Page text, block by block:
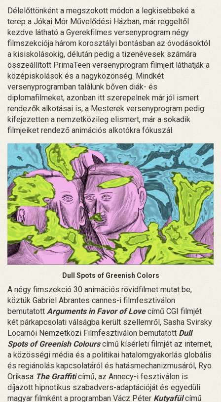
Délelőttönként a megszokott módon a legkisebbeké a
terep a Jókai Mór Művelődési Házban, már reggeltől
kezdve látható a Gyerekfilmes versenyprogram négy
filmszekciója három korosztályi bontásban az óvodásoktól
a kisiskolásokig, délután pedig a tizenévesek számára
összeállított PrimaTeen versenyprogram filmjeit láthatják a
középiskolások és a nagyközönség. Mindkét
versenyprogramban találunk bőven diák- és
diplomafilmeket, azonban itt szerepelnek már jól ismert
rendezők alkotásai is, a Mesterek versenyprogram pedig
kifejezetten a nemzetközileg elismert, már a sokadik
filmjeiket rendező animációs alkotókra fókuszál.
Dull Spots of Greenish Colors
A négy fimszekció 30 animációs rövidfilmet mutat be,
köztük Gabriel Abrantes cannes-i filmfesztiválon
bemutatott Arguments in Favor of Lovecímű CGI filmjét
két párkapcsolati válságba került szellemről, Sasha Svirsky
Locarnói Nemzetközi Filmfesztiválon bemutatott Dull
Spots of Greenish Colourscímű kísérleti filmjét az internet,
a közösségi média és a politikai hatalomgyakorlás globális
és regiánolás kapcsolatáról és hatásmechanizmusáról, Ryo
Orikasa The Graffiticímű, az Annecy-i fesztiválon is
díjazott hipnotikus szabadvers-adaptációját és egyedüli
magyar filmként a programban Vácz Péter Kutyafül című